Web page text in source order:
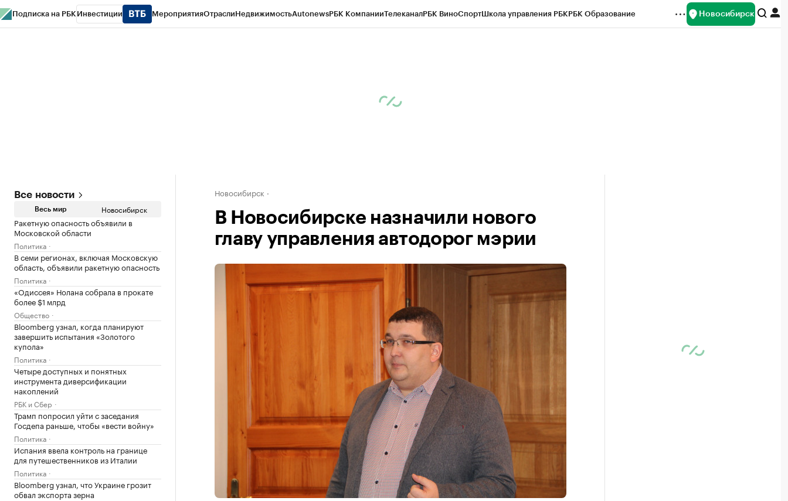
Подписка на РБК Инвестиции МероприятияОтраслиНедвижимостьAutonewsРБК КомпанииТелеканалРБК ВиноСпортШкола управления РБКРБК Образование Новосибирск
Все новости
Весь мир Новосибирск
Ракетную опасность объявили в
Московской области
Политика
В семи регионах, включая Московскую
область, объявили ракетную опасность
Политика
«Одиссея» Нолана собрала в прокате
более $1 млрд
Общество
Bloomberg узнал, когда планируют
завершить испытания «Золотого
купола»
Политика
Четыре доступных и понятных
инструмента диверсификации
накоплений
РБК и Сбер
Трамп попросил уйти с заседания
Госдепа раньше, чтобы «вести войну»
Политика
Испания ввела контроль на границе
для путешественников из Италии
Политика
Bloomberg узнал, что Украине грозит
обвал экспорта зерна
Новосибирск
В Новосибирске назначили нового
главу управления автодорог мэрии